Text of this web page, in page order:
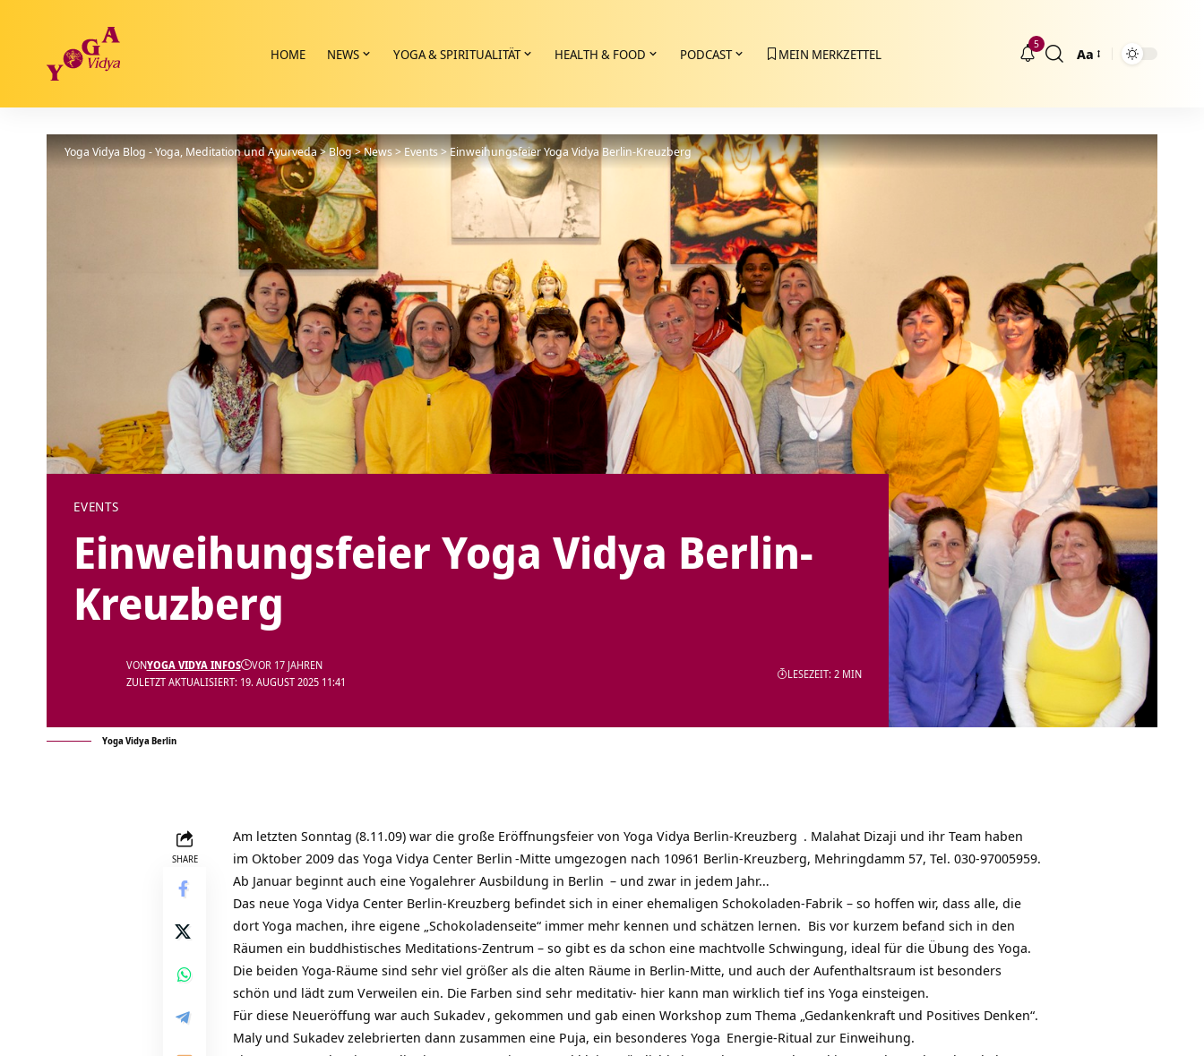
HOME NEWS YOGA & SPIRITUALITÄT HEALTH & FOOD PODCAST MEIN MERKZETTEL
5
Größenänderung
Aa
Yoga Vidya Blog - Yoga, Meditation und Ayurveda>Blog>News>Events>Einweihungsfeier Yoga Vidya Berlin-Kreuzberg
EVENTS
Einweihungsfeier Yoga Vidya Berlin-
Kreuzberg
ZULETZT AKTUALISIERT: 19. AUGUST 2025 11:41
VONYOGA VIDYA INFOS VOR 17 JAHREN
LESEZEIT: 2 MIN
Yoga Vidya Berlin
SHARE
Am letzten Sonntag (8.11.09) war die große Eröffnungsfeier von Yoga Vidya Berlin-Kreuzberg . Malahat Dizaji und ihr Team haben
im Oktober 2009 das Yoga Vidya Center Berlin -Mitte umgezogen nach 10961 Berlin-Kreuzberg, Mehringdamm 57, Tel. 030-97005959.
Ab Januar beginnt auch eine Yogalehrer Ausbildung in Berlin – und zwar in jedem Jahr…
Das neue Yoga Vidya Center Berlin-Kreuzberg befindet sich in einer ehemaligen Schokoladen-Fabrik – so hoffen wir, dass alle, die
dort Yoga machen, ihre eigene „Schokoladenseite“ immer mehr kennen und schätzen lernen. Bis vor kurzem befand sich in den
Räumen ein buddhistisches Meditations-Zentrum – so gibt es da schon eine machtvolle Schwingung, ideal für die Übung des Yoga.
Die beiden Yoga-Räume sind sehr viel größer als die alten Räume in Berlin-Mitte, und auch der Aufenthaltsraum ist besonders
schön und lädt zum Verweilen ein. Die Farben sind sehr meditativ- hier kann man wirklich tief ins Yoga einsteigen.
Für diese Neueröffung war auch Sukadev , gekommen und gab einen Workshop zum Thema „Gedankenkraft und Positives Denken“.
Maly und Sukadev zelebrierten dann zusammen eine Puja, ein besonderes Yoga Energie-Ritual zur Einweihung.